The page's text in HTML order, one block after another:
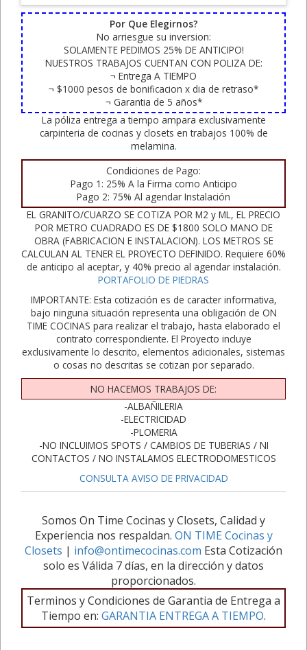
Por Que Elegirnos?
No arriesgue su inversion:
SOLAMENTE PEDIMOS 25% DE ANTICIPO!
NUESTROS TRABAJOS CUENTAN CON POLIZA DE:
¬ Entrega A TIEMPO
¬ $1000 pesos de bonificacion x dia de retraso*
¬ Garantia de 5 años*
La póliza entrega a tiempo ampara exclusivamente
carpinteria de cocinas y closets en trabajos 100% de
melamina.
Condiciones de Pago:
Pago 1: 25% A la Firma como Anticipo
Pago 2: 75% Al agendar Instalación
EL GRANITO/CUARZO SE COTIZA POR M2 y ML, EL PRECIO
POR METRO CUADRADO ES DE $1800 SOLO MANO DE
OBRA (FABRICACION E INSTALACION). LOS METROS SE
CALCULAN AL TENER EL PROYECTO DEFINIDO. Requiere 60%
de anticipo al aceptar, y 40% precio al agendar instalación.
PORTAFOLIO DE PIEDRAS
IMPORTANTE: Esta cotización es de caracter informativa,
bajo ninguna situación representa una obligación de ON
TIME COCINAS para realizar el trabajo, hasta elaborado el
contrato correspondiente. El Proyecto incluye
exclusivamente lo descrito, elementos adicionales, sistemas
o cosas no descritas se cotizan por separado.
NO HACEMOS TRABAJOS DE:
-ALBAÑILERIA
-ELECTRICIDAD
-PLOMERIA
-NO INCLUIMOS SPOTS / CAMBIOS DE TUBERIAS / NI
CONTACTOS / NO INSTALAMOS ELECTRODOMESTICOS
CONSULTA AVISO DE PRIVACIDAD
Somos On Time Cocinas y Closets, Calidad y
Experiencia nos respaldan. ON TIME Cocinas y
Closets | info@ontimecocinas.com Esta Cotización
solo es Válida 7 días, en la dirección y datos
proporcionados.
Terminos y Condiciones de Garantia de Entrega a
Tiempo en: GARANTIA ENTREGA A TIEMPO.